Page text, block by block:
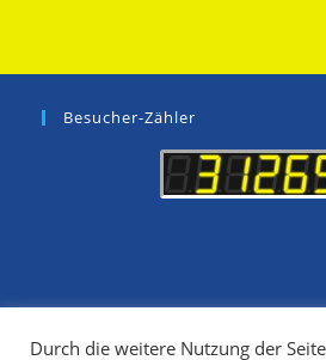
Besucher-Zähler
Durch die weitere Nutzung der